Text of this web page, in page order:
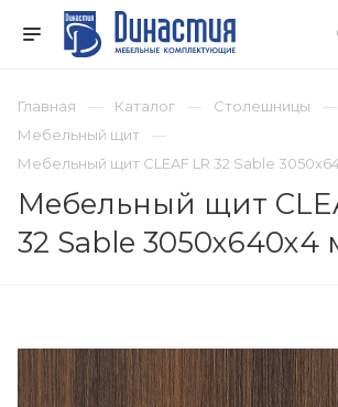
Главная Каталог
Столешницы
Мебельный щит
Мебельный щит CLEAF LR 32 Sable
Мебельный щит
32 Sable 3050х640х4